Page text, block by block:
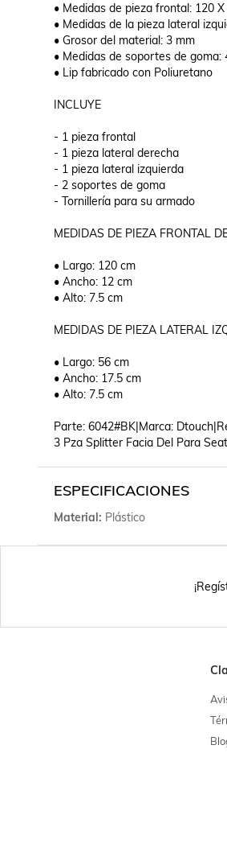
• Medidas de pieza frontal: 120 X
• Medidas de la pieza lateral
• Grosor del material: 3 mm
• Medidas de soportes de goma:
• Lip fabricado con Poliuretano
INCLUYE
- 1 pieza frontal
- 1 pieza lateral derecha
- 1 pieza lateral izquierda
- 2 soportes de goma
- Tornillería para su armado
MEDIDAS DE PIEZA FRONTAL
• Largo: 120 cm
• Ancho: 12 cm
• Alto: 7.5 cm
MEDIDAS DE PIEZA LATERAL
• Largo: 56 cm
• Ancho: 17.5 cm
• Alto: 7.5 cm
Parte: 6042#BK|Marca:
3 Pza Splitter Facia Del Para
ESPECIFICACIONES
Material Plástico